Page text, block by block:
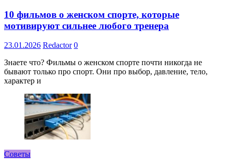
10 фильмов о женском спорте, которые
мотивируют сильнее любого тренера
23.01.2026 Redactor 0
Знаете что? Фильмы о женском спорте почти никогда не
бывают только про спорт. Они про выбор, давление, тело,
характер и
Советы